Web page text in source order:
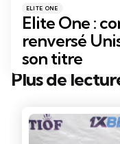
Catégories
Posté
dans
ELITE ONE
Elite One :
renversé
son titre
Plus de
Post